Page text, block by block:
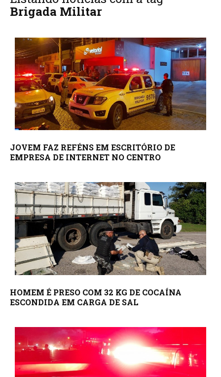
Brigada Militar
JOVEM FAZ REFÉNS EM ESCRITÓRIO DE
EMPRESA DE INTERNET NO CENTRO
HOMEM É PRESO COM 32 KG DE COCAÍNA
ESCONDIDA EM CARGA DE SAL